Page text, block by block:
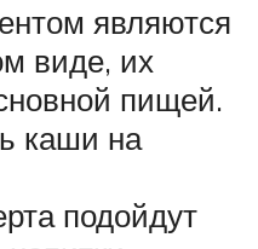
являются
виде, их
пищей.
каши на
подойдут